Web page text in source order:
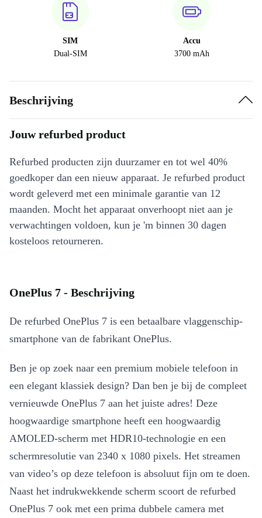
SIM
Dual-SIM
Accu
3700 mAh
Beschrijving
Jouw refurbed product
Refurbed producten zijn duurzamer en tot wel 40%
goedkoper dan een nieuw apparaat. Je refurbed product
wordt geleverd met een minimale garantie van 12
maanden. Mocht het apparaat onverhoopt niet aan je
verwachtingen voldoen, kun je 'm binnen 30 dagen
kosteloos retourneren.
OnePlus 7 - Beschrijving
De refurbed OnePlus 7 is een betaalbare vlaggenschip-
smartphone van de fabrikant OnePlus.
Ben je op zoek naar een premium mobiele telefoon in
een elegant klassiek design? Dan ben je bij de compleet
vernieuwde OnePlus 7 aan het juiste adres! Deze
hoogwaardige smartphone heeft een hoogwaardig
AMOLED-scherm met HDR10-technologie en een
schermresolutie van 2340 x 1080 pixels. Het streamen
van video’s op deze telefoon is absoluut fijn om te doen.
Naast het indrukwekkende scherm scoort de refurbed
OnePlus 7 ook met een prima dubbele camera met